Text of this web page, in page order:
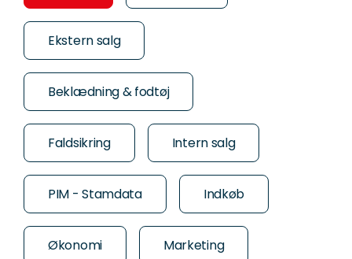
Ekstern salg
Beklædning & fodtøj
Faldsikring Intern salg
PIM - Stamdata Indkøb
Økonomi Marketing